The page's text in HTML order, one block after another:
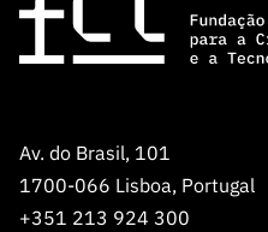
Av. do Brasil, 101
1700-066 Lisboa, Portugal
+351 213 924 300